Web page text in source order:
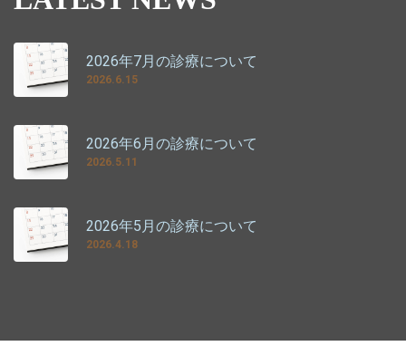
2026年7月の診療について
2026.6.15
2026年6月の診療について
2026.5.11
2026年5月の診療について
2026.4.18